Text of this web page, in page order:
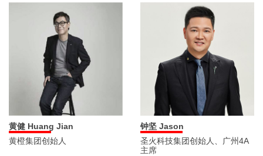
黄健 Huang Jian
黄橙集团创始人
钟坚 Jason
圣火科技集团创始人、广州4A
主席